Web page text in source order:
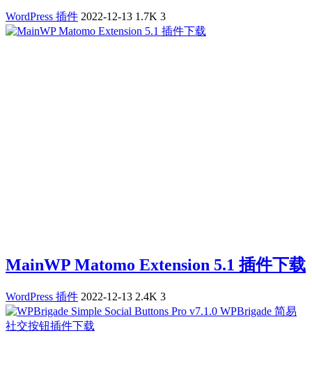
WordPress 插件 2022-12-13 1.7K 3
MainWP Matomo Extension 5.1 插件下载
WordPress 插件 2022-12-13 2.4K 3